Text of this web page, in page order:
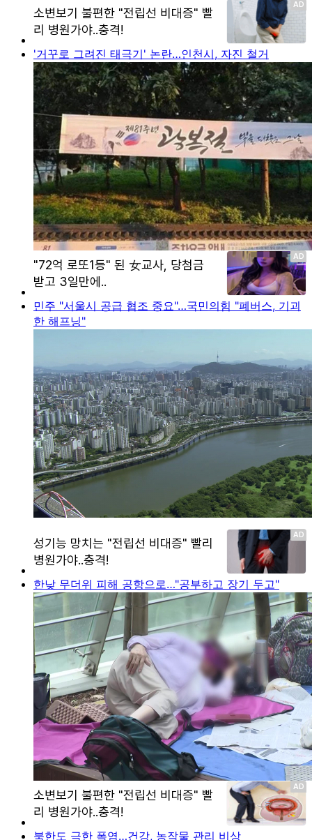
'거꾸로 그려진 태극기' 논란…인천시, 자진 철거
민주 "서울시 공급 협조 중요"…국민의힘 "폐버스, 기괴
한 해프닝"
한낮 무더위 피해 공항으로…"공부하고 장기 두고"
북한도 극한 폭염…건강, 농작물 관리 비상